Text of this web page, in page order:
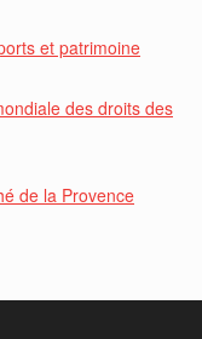
et patrimoine
des droits des
de la Provence